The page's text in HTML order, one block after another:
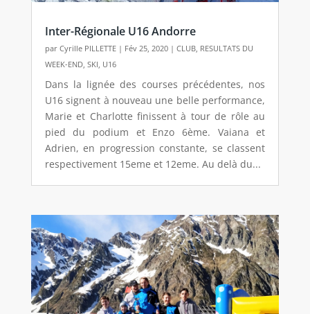
Inter-Régionale U16 Andorre
par Cyrille PILLETTE| Fév 25, 2020| CLUB, RESULTATS DU
WEEK-END, SKI, U16
Dans la lignée des courses précédentes, nos
U16 signent à nouveau une belle performance,
Marie et Charlotte finissent à tour de rôle au
pied du podium et Enzo 6ème. Vaiana et
Adrien, en progression constante, se classent
respectivement 15eme et 12eme. Au delà du...